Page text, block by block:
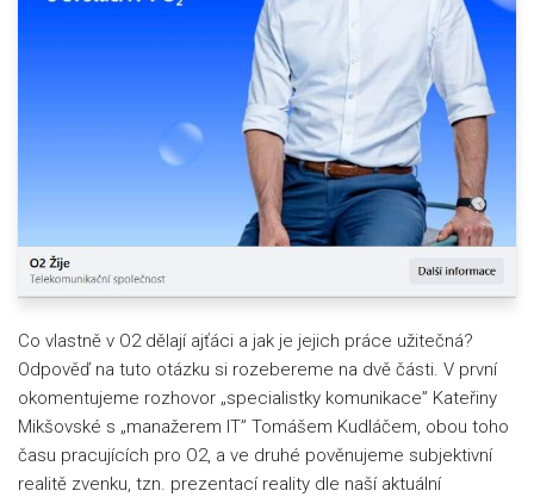
Co vlastně v O2 dělají ajťáci a jak je jejich práce užitečná?
Odpověď na tuto otázku si rozebereme na dvě části. V první
okomentujeme rozhovor „specialistky komunikace” Kateřiny
Mikšovské s „manažerem IT” Tomášem Kudláčem, obou toho
času pracujících pro O2, a ve druhé pověnujeme subjektivní
realitě zvenku, tzn. prezentací reality dle naší aktuální